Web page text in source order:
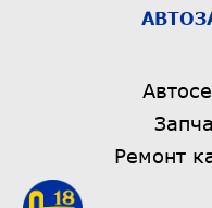
Ремонт